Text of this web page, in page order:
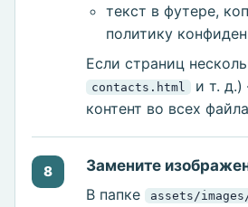
текст в футере,
политику
Если страниц
contacts.html
и т.
контент во всех
8
Замените
В папке
assets/